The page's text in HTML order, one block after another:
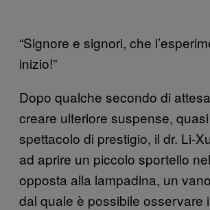
“Signore e signori, che
inizio!”
Dopo qualche secondo di
creare ulteriore suspense,
spettacolo di prestigio, il dr. Li-
ad aprire un piccolo sportello
opposta alla lampadina, un
dal quale è possibile osservare